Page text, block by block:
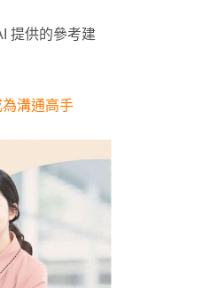
提供的參考建
為溝通高手